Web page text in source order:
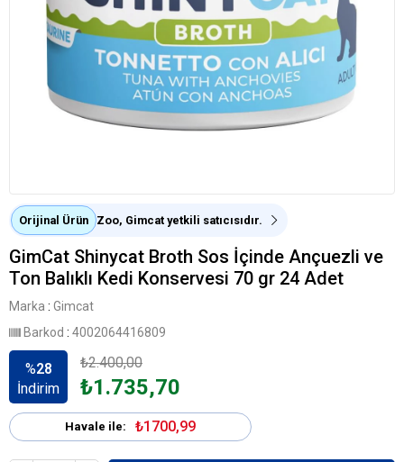
Orijinal Ürün Zoo, Gimcat yetkili satıcısıdır.
GimCat Shinycat Broth Sos İçinde Ançuezli ve
Ton Balıklı Kedi Konservesi 70 gr 24 Adet
Marka : Gimcat
Barkod : 4002064416809
%28
İndirim
₺2.400,00
₺1.735,70
Havale ile: ₺1700,99